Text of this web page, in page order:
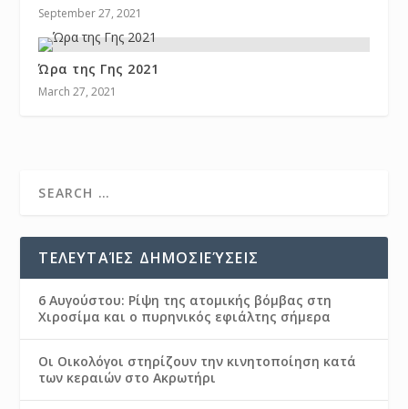
September 27, 2021
Ώρα της Γης 2021
March 27, 2021
ΤΕΛΕΥΤΑΊΕΣ ΔΗΜΟΣΙΕΎΣΕΙΣ
6 Αυγούστου: Ρίψη της ατομικής βόμβας στη
Χιροσίμα και ο πυρηνικός εφιάλτης σήμερα
Οι Οικολόγοι στηρίζουν την κινητοποίηση κατά
των κεραιών στο Ακρωτήρι